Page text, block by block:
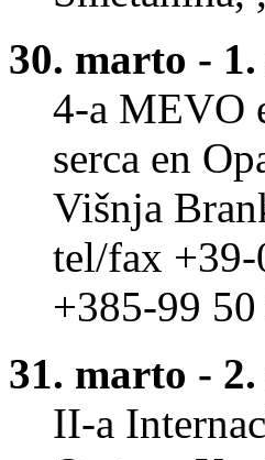
30. marto -
4-a MEVO
serca en
Višnja
tel/fax
+385-99
31. marto -
II-a